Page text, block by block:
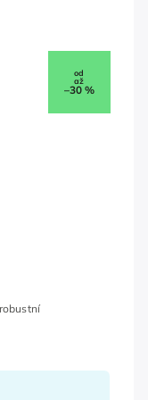
od
až
–30 %